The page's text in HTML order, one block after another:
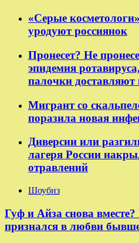
«Серые
уродуют россиянок
Пронесет? Не
эпидемия
палочки доставляют
Мигрант со
поразила новая
Диверсии или
лагеря России
отравлений
Шоубиз
Гуф и Айза снова
признался в любви